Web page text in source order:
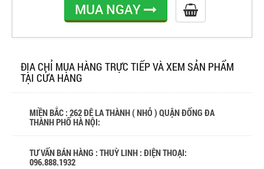
MUA NGAY
ĐỊA CHỈ MUA HÀNG TRỰC TIẾP VÀ XEM SẢN PHẨM
TẠI CỬA HÀNG
MIỀN BẮC : 262 ĐÊ LA THÀNH ( NHỎ ) QUẬN ĐỐNG ĐA
THÀNH PHỐ HÀ NỘI:
TƯ VẤN BÁN HÀNG : THUỲ LINH : ĐIỆN THOẠI:
096.888.1932